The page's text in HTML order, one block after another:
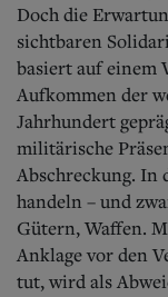
Doch die
sichtbaren
basiert auf einem
Aufkommen der
Jahrhundert
militärische
Abschreckung. In
handeln – und
Gütern, Waffen.
Anklage vor den
tut, wird als